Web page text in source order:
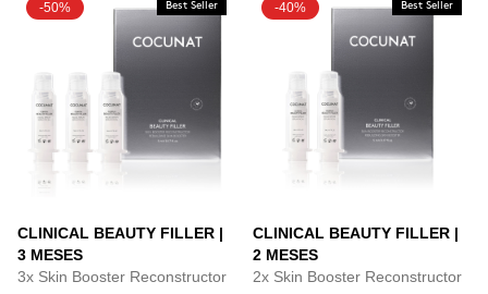
-50% Best Seller
CLINICAL BEAUTY FILLER |
3 MESES
3x Skin Booster Reconstructor
-40% Best Seller
CLINICAL BEAUTY FILLER |
2 MESES
2x Skin Booster Reconstructor